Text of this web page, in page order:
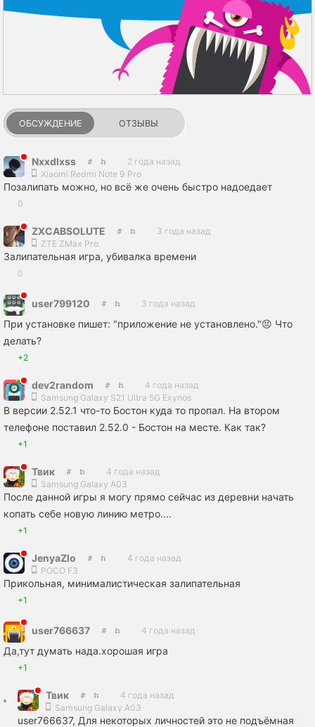
ОБСУЖДЕНИЕ ОТЗЫВЫ
Nxxdlxss
2 года назад
Xiaomi Redmi Note 9 Pro
Позалипать можно, но всё же очень быстро надоедает
0
ZXCABSOLUTE
3 года назад
ZTE ZMax Pro
Залипательная игра, убивалка времени
0
user799120 3 года назад
При установке пишет: "приложение не установлено."😣 Что
делать?
+2
dev2random
4 года назад
Samsung Galaxy S21 Ultra 5G Exynos
В версии 2.52.1 что-то Бостон куда то пропал. На втором
телефоне поставил 2.52.0 - Бостон на месте. Как так?
+1
Твик
4 года назад
Samsung Galaxy A03
После данной игры я могу прямо сейчас из деревни начать
копать себе новую линию метро....
+1
JenyaZlo
4 года назад
POCO F3
Прикольная, минималистическая залипательная
+1
user766637 4 года назад
Да,тут думать нада.хорошая игра
+1
Твик
4 года назад
Samsung Galaxy A03
user766637, Для некоторых личностей это не подъёмная